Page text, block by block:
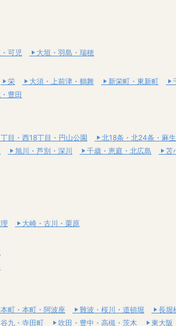
可児
大垣・羽島・瑞穂
栄 大須・上前津・鶴舞 新栄町・東新町
豊田
目・西18丁目・円山公園 北18条・北24条・麻
旭川・芦別・深川 千歳・恵庭・北広島 苫
大崎・古川・栗原
町・本町・阿波座 難波・桜川・道頓堀 長堀
九・寺田町 吹田・豊中・高槻・茨木 東大阪